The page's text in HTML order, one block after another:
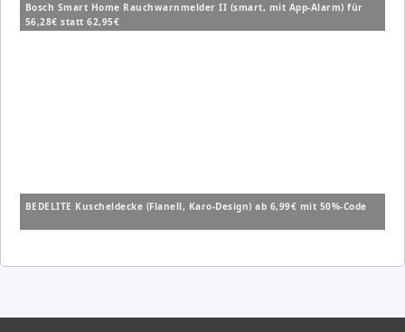
Bosch Smart Home Rauchwarnmelder II (smart, mit App-Alarm) für
56,28€ statt 62,95€
BEDELITE Kuscheldecke (Flanell, Karo-Design) ab 6,99€ mit 50%-Code